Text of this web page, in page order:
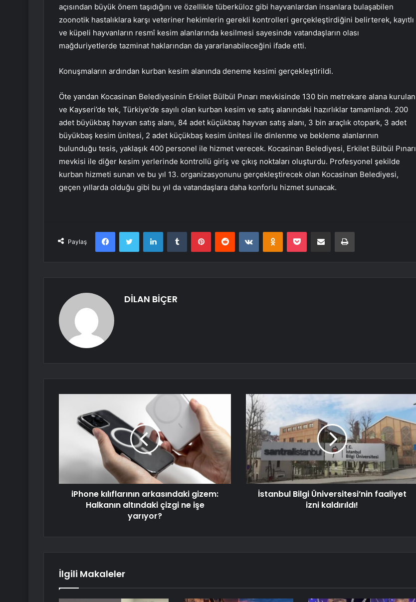
açısından büyük önem taşıdığını ve özellikle tüberküloz gibi hayvanlardan insanlara bulaşabilen
zoonotik hastalıklara karşı veteriner hekimlerin gerekli kontrolleri gerçekleştirdiğini belirterek, kayıtlı
ve küpeli hayvanların resmî kesim alanlarında kesilmesi sayesinde vatandaşların olası
mağduriyetlerde tazminat haklarından da yararlanabileceğini ifade etti.
Konuşmaların ardından kurban kesim alanında deneme kesimi gerçekleştirildi.
Öte yandan Kocasinan Belediyesinin Erkilet Bülbül Pınarı mevkisinde 130 bin metrekare alana kurulan
ve Kayseri’de tek, Türkiye’de sayılı olan kurban kesim ve satış alanındaki hazırlıklar tamamlandı. 200
adet büyükbaş hayvan satış alanı, 84 adet küçükbaş hayvan satış alanı, 3 bin araçlık otopark, 3 adet
büyükbaş kesim ünitesi, 2 adet küçükbaş kesim ünitesi ile dinlenme ve bekleme alanlarının
bulunduğu tesis, yaklaşık 400 personel ile hizmet verecek. Kocasinan Belediyesi, Erkilet Bülbül Pınarı
mevkisi ile diğer kesim yerlerinde kontrollü giriş ve çıkış noktaları oluşturdu. Profesyonel şekilde
kurban hizmeti sunan ve bu yıl 13. organizasyonunu gerçekleştirecek olan Kocasinan Belediyesi,
geçen yıllarda olduğu gibi bu yıl da vatandaşlara daha konforlu hizmet sunacak.
Paylaş
FacebookTwitter LinkedInTumblr PinterestReddit VKontakteOdnoklassniki
Pocket E-Posta ile paylaş Yazdır
DİLAN BİÇER
iPhone kılıflarının arkasındaki gizem:
Halkanın altındaki çizgi ne işe
yarıyor?
İstanbul Bilgi Üniversitesi’nin faaliyet
izni kaldırıldı!
İlgili Makaleler